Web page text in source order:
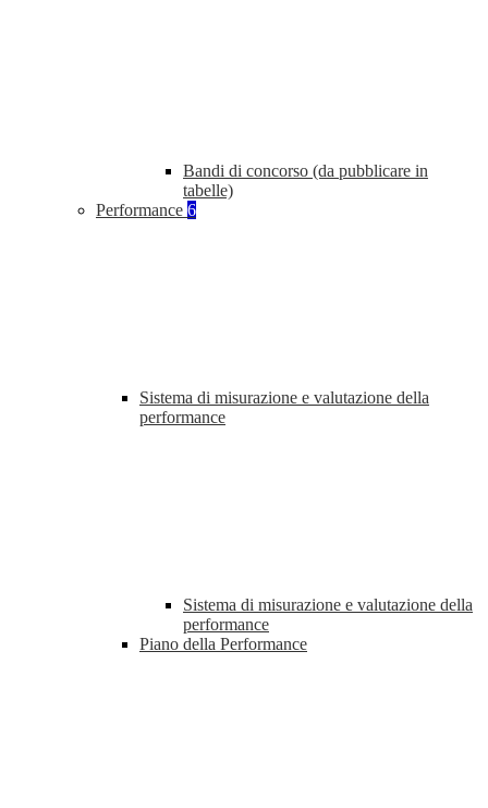
Bandi di concorso (da pubblicare in
tabelle)
Performance 6
Sistema di misurazione e valutazione della
performance
Sistema di misurazione e valutazione della
performance
Piano della Performance